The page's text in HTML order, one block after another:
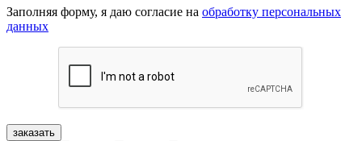
Заполняя форму, я даю согласие на обработку персональных
данных